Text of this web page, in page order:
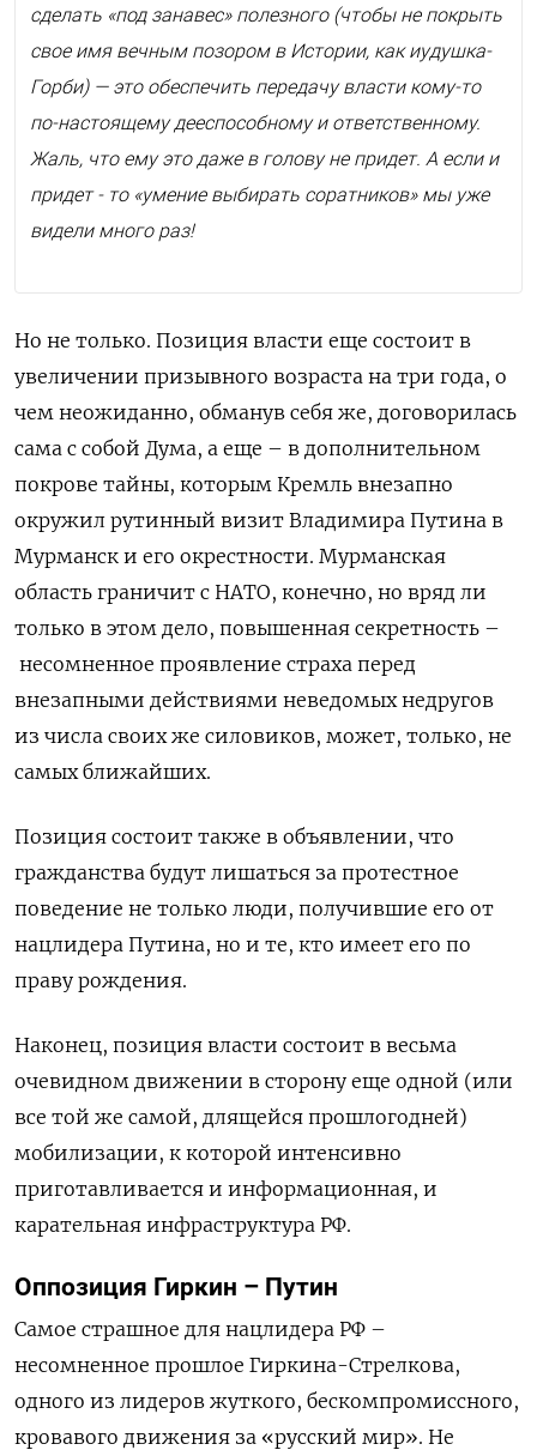
сделать «под занавес» полезного (чтобы не покрыть
свое имя вечным позором в Истории, как иудушка-
Горби) — это обеспечить передачу власти кому-то
по-настоящему дееспособному и ответственному.
Жаль, что ему это даже в голову не придет. А если и
придет - то «умение выбирать соратников» мы уже
видели много раз!
Но не только. Позиция власти еще состоит в
увеличении призывного возраста на три года, о
чем неожиданно, обманув себя же, договорилась
сама с собой Дума, а еще – в дополнительном
покрове тайны, которым Кремль внезапно
окружил рутинный визит Владимира Путина в
Мурманск и его окрестности. Мурманская
область граничит с НАТО, конечно, но вряд ли
только в этом дело, повышенная секретность –
несомненное проявление страха перед
внезапными действиями неведомых недругов
из числа своих же силовиков, может, только, не
самых ближайших.
Позиция состоит также в объявлении, что
гражданства будут лишаться за протестное
поведение не только люди, получившие его от
нацлидера Путина, но и те, кто имеет его по
праву рождения.
Наконец, позиция власти состоит в весьма
очевидном движении в сторону еще одной (или
все той же самой, длящейся прошлогодней)
мобилизации, к которой интенсивно
приготавливается и информационная, и
карательная инфраструктура РФ.
Оппозиция Гиркин – Путин
Самое страшное для нацлидера РФ –
несомненное прошлое Гиркина-Стрелкова,
одного из лидеров жуткого, бескомпромиссного,
кровавого движения за «русский мир». Не